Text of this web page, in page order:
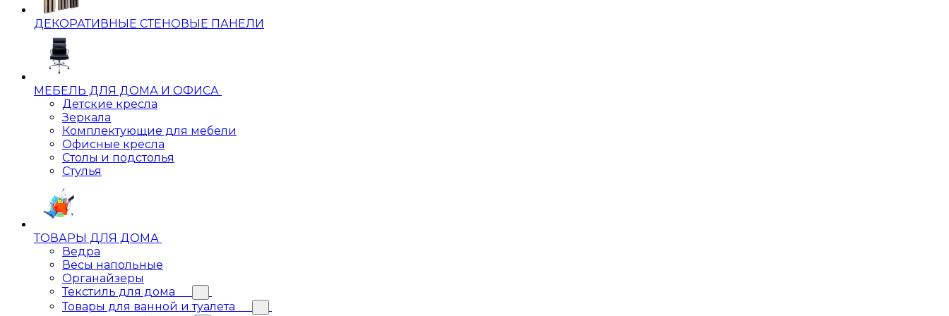
ДЕКОРАТИВНЫЕ СТЕНОВЫЕ ПАНЕЛИ
МЕБЕЛЬ ДЛЯ ДОМА И ОФИСА
Детские кресла
Зеркала
Комплектующие для мебели
Офисные кресла
Столы и подстолья
Стулья
ТОВАРЫ ДЛЯ ДОМА
Ведра
Весы напольные
Органайзеры
Текстиль для дома
Товары для ванной и туалета